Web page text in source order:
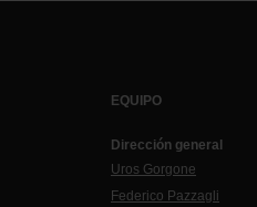
EQUIPO
Dirección general
Uros Gorgone
Federico Pazzagli